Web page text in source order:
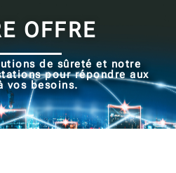
OFFRE
de sûreté et notre
pour répondre aux
vos besoins.